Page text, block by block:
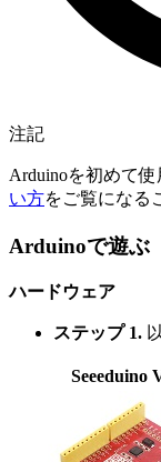
注記
Arduinoを初めて
い方をご覧になる
Arduinoで遊ぶ
ハードウェア
ステップ 1.
Seeeduino